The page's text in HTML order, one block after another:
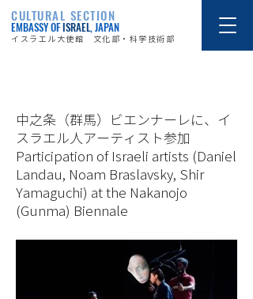
CULTURAL SECTION
EMBASSY OFISRAEL, JAPAN
イスラエル大使館 文化部・科学技術部
中之条（群馬）ビエンナーレに、イ
スラエル人アーティスト参加
Participation of Israeli artists (Daniel
Landau, Noam Braslavsky, Shir
Yamaguchi) at the Nakanojo
(Gunma) Biennale